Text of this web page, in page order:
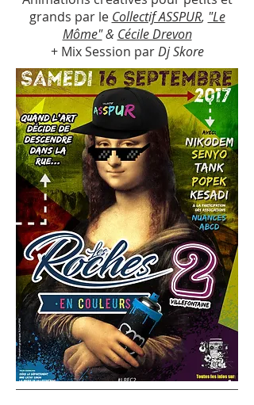
grands par le Collectif ASSPUR, "Le
Môme"& Cécile Drevon
+ Mix Session parDj Skore